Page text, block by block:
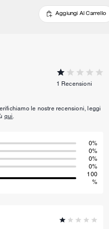
Aggiungi Al Carrello
1 Recensioni
le nostre recensioni, leggi
qui
0%
0%
0%
0%
100
%